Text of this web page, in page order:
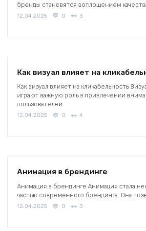
бренды становятся воплощением
12.04.2025 0 3
Как визуал влияет на
Как визуал влияет на кликабельность
играют важную роль в привлечении
пользователей
12.04.2025 0 4
Анимация в брендинге
Анимация в брендинге Анимация стала
частью современного брендинга. Она
12.04.2025 0 3